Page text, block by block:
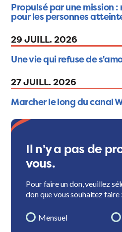
Propulsé par une mission
pour les personnes
29 JUILL. 2026
Une vie qui refuse de
27 JUILL. 2026
Marcher le long du canal
Il n'y a pas de
vous.
Pour faire un don, veuillez
don que vous souhaitez faire :
Mensuel